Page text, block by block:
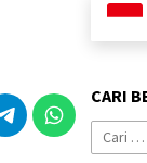
CARI
Cari
untuk: